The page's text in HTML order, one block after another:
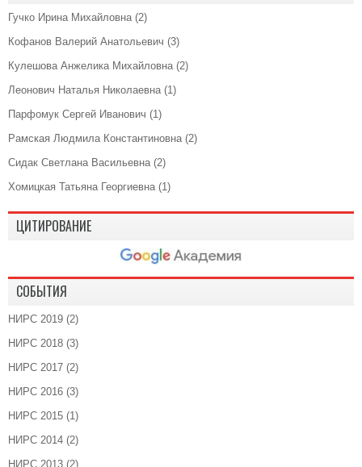
Гучко Ирина Михайловна(2)
Кофанов Валерий Анатольевич (3)
Кулешова Анжелика Михайловна(2)
Леонович Наталья Николаевна(1)
Парфомук Сергей Иванович (1)
Рамская Людмила Константиновна(2)
Сидак Светлана Васильевна(2)
Хомицкая Татьяна Георгиевна(1)
ЦИТИРОВАНИЕ
СОБЫТИЯ
НИРС 2019 (2)
НИРС 2018 (3)
НИРС 2017 (2)
НИРС 2016 (3)
НИРС 2015 (1)
НИРС 2014 (2)
НИРС 2013 (2)